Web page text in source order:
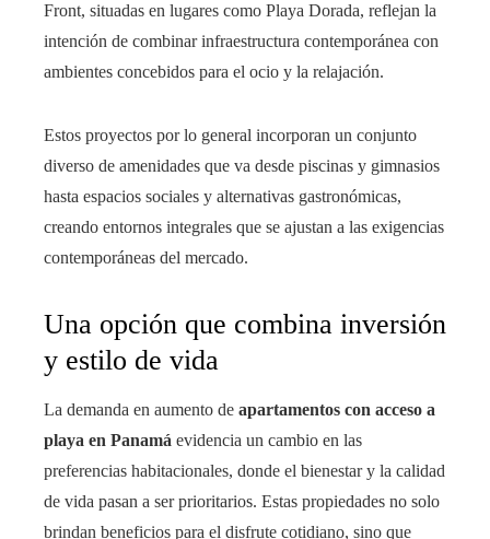
Front, situadas en lugares como Playa Dorada, reflejan la
intención de combinar infraestructura contemporánea con
ambientes concebidos para el ocio y la relajación.
Estos proyectos por lo general incorporan un conjunto
diverso de amenidades que va desde piscinas y gimnasios
hasta espacios sociales y alternativas gastronómicas,
creando entornos integrales que se ajustan a las exigencias
contemporáneas del mercado.
Una opción que combina inversión
y estilo de vida
La demanda en aumento de apartamentos con acceso a
playa en Panamá evidencia un cambio en las
preferencias habitacionales, donde el bienestar y la calidad
de vida pasan a ser prioritarios. Estas propiedades no solo
brindan beneficios para el disfrute cotidiano, sino que